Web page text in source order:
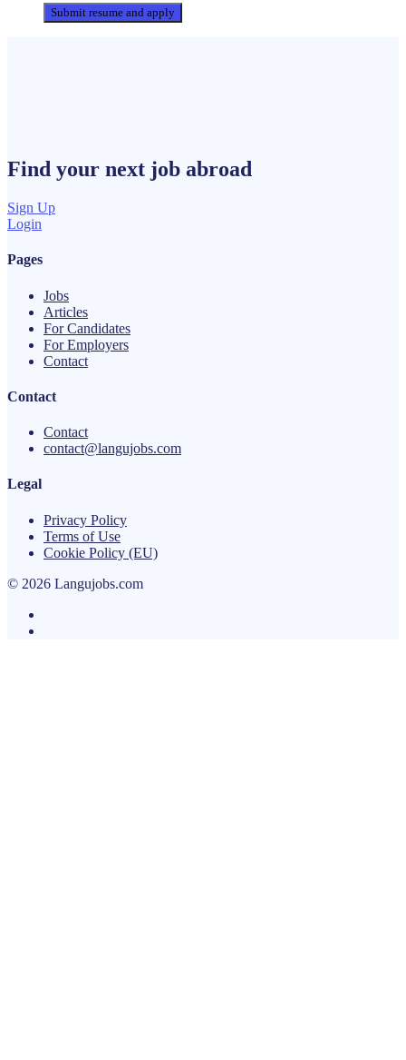
Find your next job abroad
Sign Up
Login
Pages
Jobs
Articles
For Candidates
For Employers
Contact
Contact
Contact
contact@langujobs.com
Legal
Privacy Policy
Terms of Use
Cookie Policy (EU)
© 2026 Langujobs.com